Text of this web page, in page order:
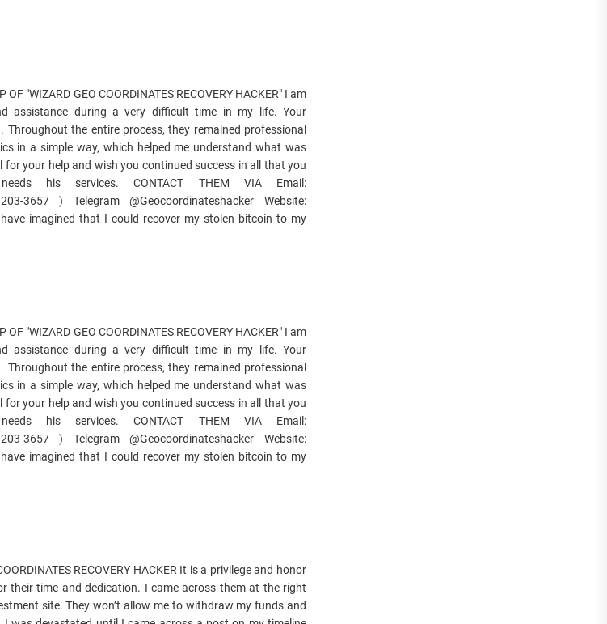
"WIZARD GEO COORDINATES RECOVERY HACKER" I am
assistance during a very difficult time in my life. Your
the entire process, they remained professional
in a simple way, which helped me understand what was
your help and wish you continued success in all that you
his services. CONTACT THEM VIA Email:
3657 ) Telegram @Geocoordinateshacker Website:
imagined that I could recover my stolen bitcoin to my
"WIZARD GEO COORDINATES RECOVERY HACKER" I am
assistance during a very difficult time in my life. Your
the entire process, they remained professional
in a simple way, which helped me understand what was
your help and wish you continued success in all that you
his services. CONTACT THEM VIA Email:
3657 ) Telegram @Geocoordinateshacker Website:
imagined that I could recover my stolen bitcoin to my
RECOVERY HACKER It is a privilege and honor
their time and dedication. I came across them at the right
site. They won’t allow me to withdraw my funds and